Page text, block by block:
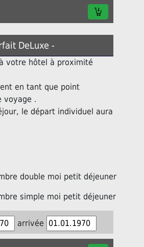
DeLuxe -
votre hôtel à proximité
en tant que point
voyage .
le départ individuel aura
double moi petit déjeuner
simple moi petit déjeuner
arrivée